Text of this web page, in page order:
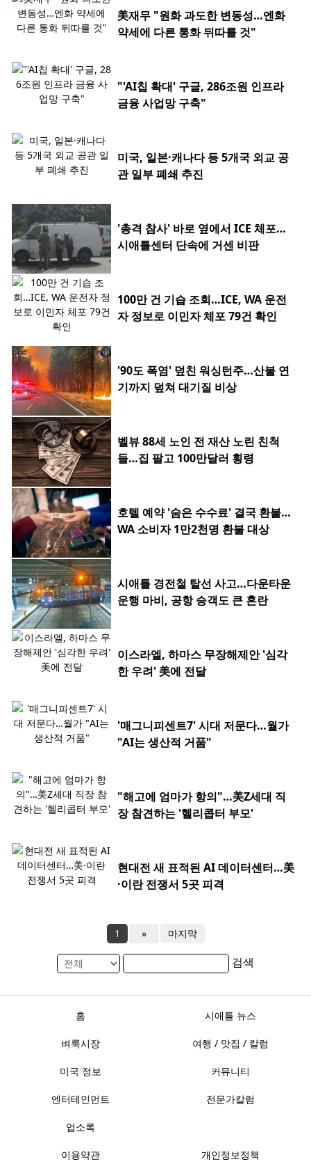
美재무 "원화 과도한 변동성…엔화
약세에 다른 통화 뒤따를 것"
"'AI칩 확대' 구글, 286조원 인프라
금융 사업망 구축"
미국, 일본·캐나다 등 5개국 외교 공
관 일부 폐쇄 추진
'총격 참사' 바로 옆에서 ICE 체포…
시애틀센터 단속에 거센 비판
100만 건 기습 조회…ICE, WA 운전
자 정보로 이민자 체포 79건 확인
'90도 폭염' 덮친 워싱턴주…산불 연
기까지 덮쳐 대기질 비상
벨뷰 88세 노인 전 재산 노린 친척
들…집 팔고 100만달러 횡령
호텔 예약 '숨은 수수료' 결국 환불…
WA 소비자 1만2천명 환불 대상
시애틀 경전철 탈선 사고…다운타운
운행 마비, 공항 승객도 큰 혼란
이스라엘, 하마스 무장해제안 '심각
한 우려' 美에 전달
'매그니피센트7' 시대 저문다…월가
"AI는 생산적 거품"
"해고에 엄마가 항의"…美Z세대 직
장 참견하는 '헬리콥터 부모'
현대전 새 표적된 AI 데이터센터…美
·이란 전쟁서 5곳 피격
1 » 마지막
검색
홈 시애틀 뉴스
벼룩시장 여행 / 맛집 / 칼럼
미국 정보 커뮤니티
엔터테인먼트 전문가칼럼
업소록
이용약관 개인정보정책